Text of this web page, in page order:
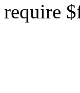
require